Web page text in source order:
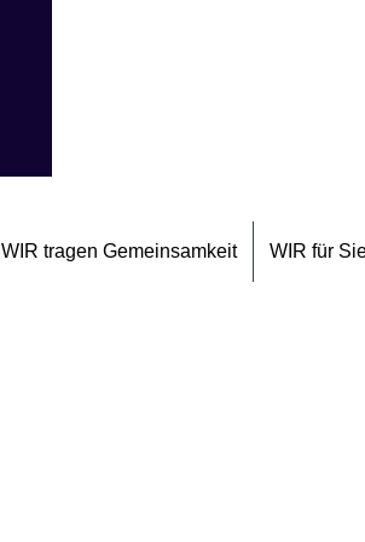
WIR tragen Gemeinsamkeit WIR für